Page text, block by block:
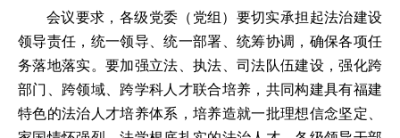
会议要求，各级党委（党组）要切实承担起法治建设
领导责任，统一领导、统一部署、统筹协调，确保各项任
务落地落实。要加强立法、执法、司法队伍建设，强化跨
部门、跨领域、跨学科人才联合培养，共同构建具有福建
特色的法治人才培养体系，培养造就一批理想信念坚定、